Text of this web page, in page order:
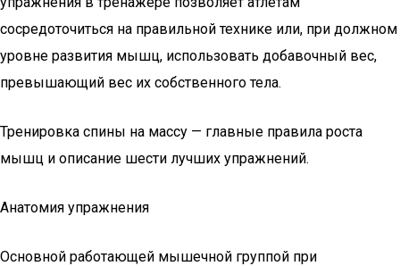
сосредоточиться на правильной технике или, при должном
уровне развития мышц, использовать добавочный вес,
превышающий вес их собственного тела.
Тренировка спины на массу — главные правила роста
мышц и описание шести лучших упражнений.
Анатомия упражнения
Основной работающей мышечной группой при